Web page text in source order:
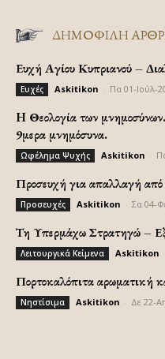
ΔΗΜΟΦΙΛΗ
Ευχή Αγίου Κυπριανού –
Ευχές Askitikon Πα 01-Ιούλ-
H Θεολογία των
9μερα μνημόσυνα.
Ωφέλημα Ψυχής Askitikon
Προσευχή για απαλλαγή
Προσευχές Askitikon Σα 04-
Τη Υπερμάχω Στρατηγώ –
Λειτουργικά Κείμενα Askitikon
Πορτοκαλόπιτα αρωματική
Νηστίσιμα Askitikon Δε 22-